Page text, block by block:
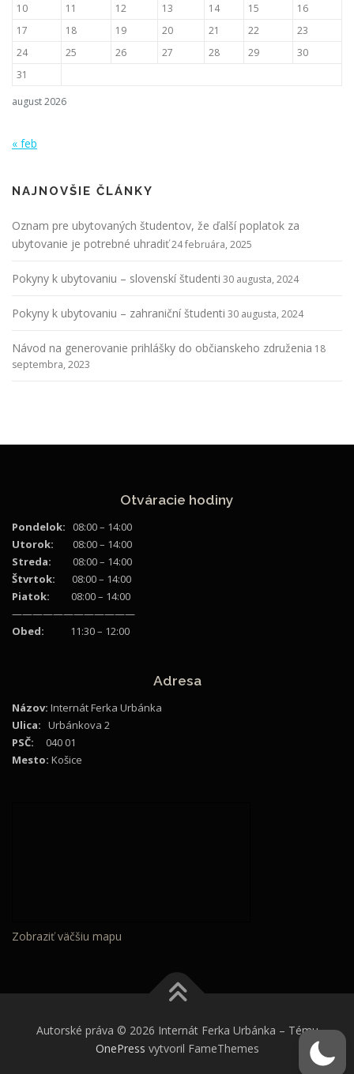
august 2026
10
11 12 13 14 15
16
17
18 19 20 21 22
23
24
25 26 27 28 29
30
31
« feb
NAJNOVŠIE ČLÁNKY
Oznam pre ubytovaných študentov, že ďalší poplatok za
ubytovanie je potrebné uhradiť24 februára, 2025
Pokyny k ubytovaniu – slovenskí študenti 30 augusta, 2024
Pokyny k ubytovaniu – zahraniční študenti 30 augusta, 2024
Návod na generovanie prihlášky do občianskeho združenia 18
septembra, 2023
Otváracie hodiny
Pondelok: 08:00 – 14:00
Utorok: 08:00 – 14:00
Streda: 08:00 – 14:00
Štvrtok: 08:00 – 14:00
Piatok: 08:00 – 14:00
————————————
Obed: 11:30 – 12:00
Adresa
Názov: Internát Ferka Urbánka
Ulica: Urbánkova 2
PSČ: 040 01
Mesto: Košice
Zobraziť väčšiu mapu
Autorské práva © 2026 Internát Ferka Urbánka – Tému
OnePress vytvoril FameThemes